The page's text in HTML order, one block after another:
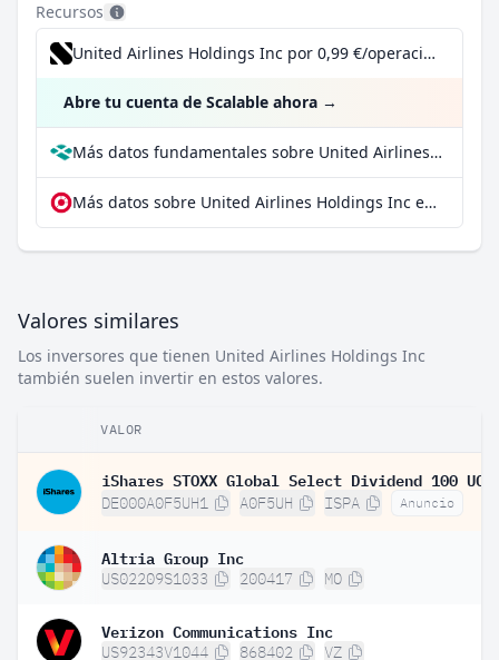
Recursos
United Airlines Holdings Inc por 0,99 €/operación, incluido el Dividend Reinvestment Plan
Abre tu cuenta de Scalable ahora →
Más datos fundamentales sobre United Airlines Holdings Inc en Parqet
Más datos sobre United Airlines Holdings Inc en extraETF
Valores similares
Los inversores que tienen United Airlines Holdings Inc
también suelen invertir en estos valores.
VALOR
DE000A0F5UH1 A0F5UH ISPA Anuncio
Altria Group Inc
US02209S1033 200417 MO
Verizon Communications Inc
US92343V1044 868402 VZ